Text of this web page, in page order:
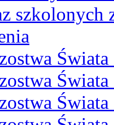
szkolonych